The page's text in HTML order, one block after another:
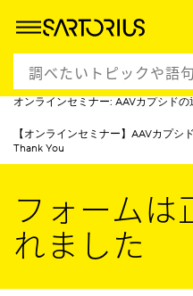
ホームページ イベント＆トレーニ
オンラインセミナー: AAVカプシド
【オンラインセミナー】AAVカプ
Thank You
フォームは
れました